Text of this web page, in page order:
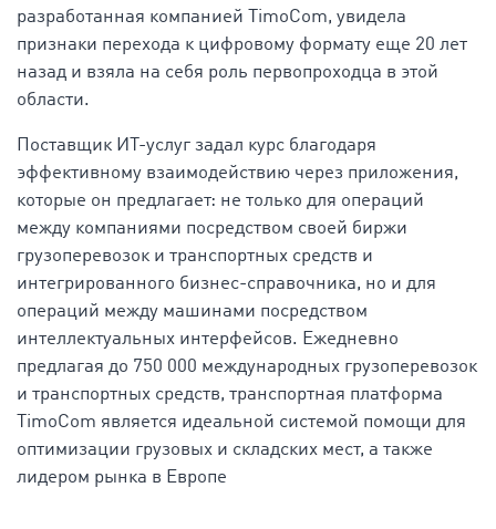
разработанная компанией TimoCom, увидела
признаки перехода к цифровому формату еще 20 лет
назад и взяла на себя роль первопроходца в этой
области.
Поставщик ИТ-услуг задал курс благодаря
эффективному взаимодействию через приложения,
которые он предлагает: не только для операций
между компаниями посредством своей биржи
грузоперевозок и транспортных средств и
интегрированного бизнес-справочника, но и для
операций между машинами посредством
интеллектуальных интерфейсов. Ежедневно
предлагая до 750 000 международных грузоперевозок
и транспортных средств, транспортная платформа
TimoCom является идеальной системой помощи для
оптимизации грузовых и складских мест, а также
лидером рынка в Европе